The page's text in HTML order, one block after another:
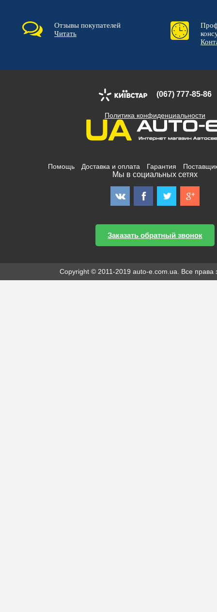
Отзывы покупателей
Читать
(067) 777-85-86
Политика конфиденциальности
Помощь Доставка и оплата Гарантия
Мы в социальных сетях
Заказать обратный звонок
Copyright © 2011-2019 auto-e.com.ua. Все